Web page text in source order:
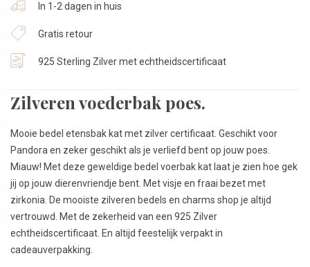
aantal
In 1-2 dagen in huis
Gratis retour
925 Sterling Zilver met echtheidscertificaat
Zilveren voederbak poes.
Mooie bedel etensbak kat met zilver certificaat. Geschikt voor
Pandora en zeker geschikt als je verliefd bent op jouw poes.
Miauw! Met deze geweldige bedel voerbak kat laat je zien hoe gek
jij op jouw dierenvriendje bent. Met visje en fraai bezet met
zirkonia. De mooiste zilveren bedels en charms shop je altijd
vertrouwd. Met de zekerheid van een 925 Zilver
echtheidscertificaat. En altijd feestelijk verpakt in
cadeauverpakking.